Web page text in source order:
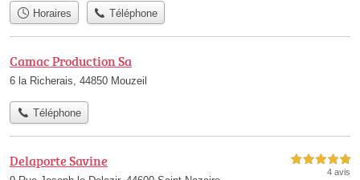
Horaires Téléphone
Camac Production Sa
6 la Richerais, 44850 Mouzeil
Téléphone
Delaporte Savine 5,0 étoiles sur 5
4 avis